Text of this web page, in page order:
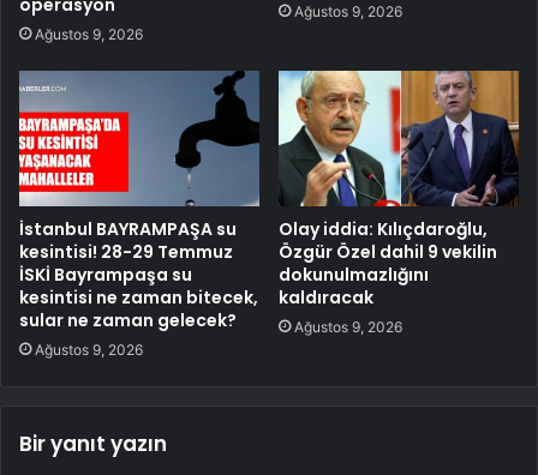
operasyon
Ağustos 9, 2026
Ağustos 9, 2026
İstanbul BAYRAMPAŞA su
kesintisi! 28-29 Temmuz
İSKİ Bayrampaşa su
kesintisi ne zaman bitecek,
sular ne zaman gelecek?
Ağustos 9, 2026
Olay iddia: Kılıçdaroğlu,
Özgür Özel dahil 9 vekilin
dokunulmazlığını
kaldıracak
Ağustos 9, 2026
Bir yanıt yazın